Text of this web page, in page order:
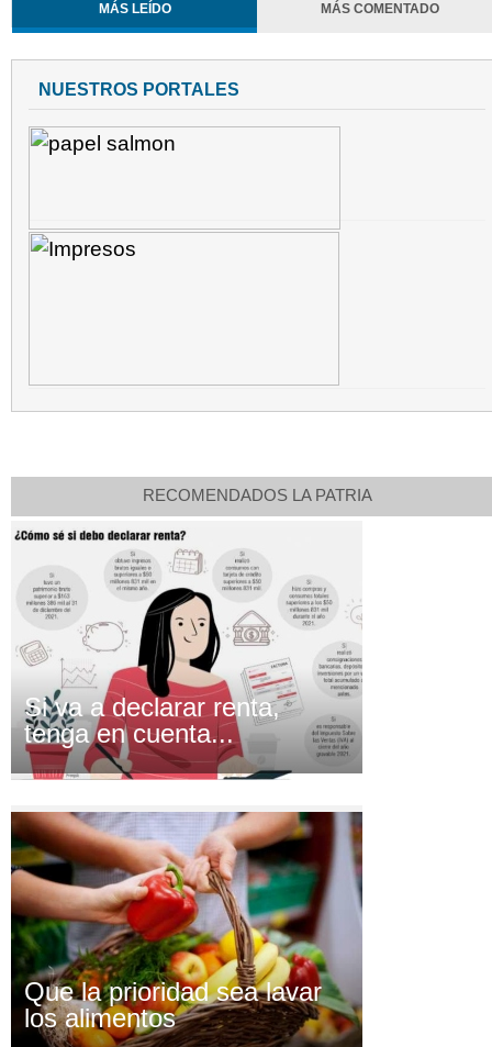
MÁS LEÍDO MÁS COMENTADO
NUESTROS PORTALES
RECOMENDADOS LA PATRIA
Si va a declarar renta,
tenga en cuenta...
Que la prioridad sea lavar
los alimentos